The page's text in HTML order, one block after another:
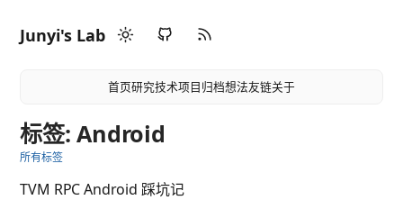
Junyi's Lab
首页研究技术项目归档想法友链关于
标签: Android
所有标签
TVM RPC Android 踩坑记